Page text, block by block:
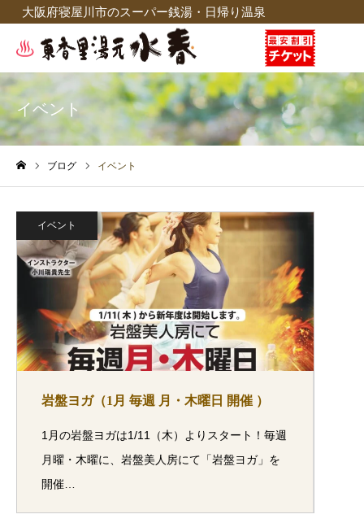
大阪府寝屋川市のスーパー銭湯・日帰り温泉
イベント
ブログ イベント
イベント
岩盤ヨガ（1月 毎週 月・木曜日 開催 ）
1月の岩盤ヨガは1/11（木）よりスタート！毎週
月曜・木曜に、岩盤美人房にて「岩盤ヨガ」を
開催…